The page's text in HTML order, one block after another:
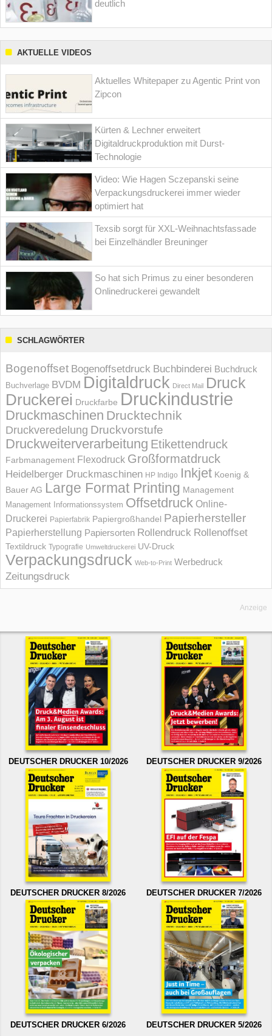
deutlich
AKTUELLE VIDEOS
Aktuelles Whitepaper zu Agentic Print von
Zipcon
Kürten & Lechner erweitert
Digitaldruckproduktion mit Durst-
Technologie
Video: Wie Hagen Sczepanski seine
Verpackungsdruckerei immer wieder
optimiert hat
Texsib sorgt für XXL-Weihnachtsfassade
bei Einzelhändler Breuninger
So hat sich Primus zu einer besonderen
Onlinedruckerei gewandelt
SCHLAGWÖRTER
Bogenoffset Bogenoffsetdruck Buchbinderei Buchdruck
Buchverlage BVDM Digitaldruck Direct Mail Druck
Druckerei Druckfarbe Druckindustrie
Druckmaschinen Drucktechnik
Druckveredelung Druckvorstufe
Druckweiterverarbeitung Etikettendruck
Farbmanagement Flexodruck Großformatdruck
Heidelberger Druckmaschinen HP Indigo Inkjet Koenig &
Bauer AG Large Format Printing Management
Management Informations­system Offsetdruck Online-
Druckerei Papierfabrik Papiergroßhandel Papierhersteller
Papierherstellung Papiersorten Rollendruck Rollenoffset
Textildruck Typografie Umweltdruckerei UV-Druck
Verpackungsdruck Web-to-Print Werbedruck
Zeitungsdruck
Anzeige
DEUTSCHER DRUCKER 10/2026 DEUTSCHER DRUCKER 9/2026
DEUTSCHER DRUCKER 8/2026 DEUTSCHER DRUCKER 7/2026
DEUTSCHER DRUCKER 6/2026 DEUTSCHER DRUCKER 5/2026